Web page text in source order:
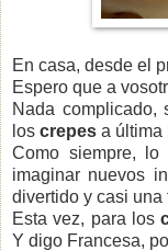
En casa, desde el
Espero que a
Nada complicado,
los crepes a última
Como siempre,
imaginar nuevos
divertido y casi una
Esta vez, para los
Y digo Francesa,